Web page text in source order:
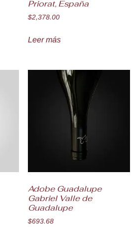
Priorat, España
$2,378.00
Leer más
Adobe Guadalupe
Gabriel Valle de
Guadalupe
$693.68